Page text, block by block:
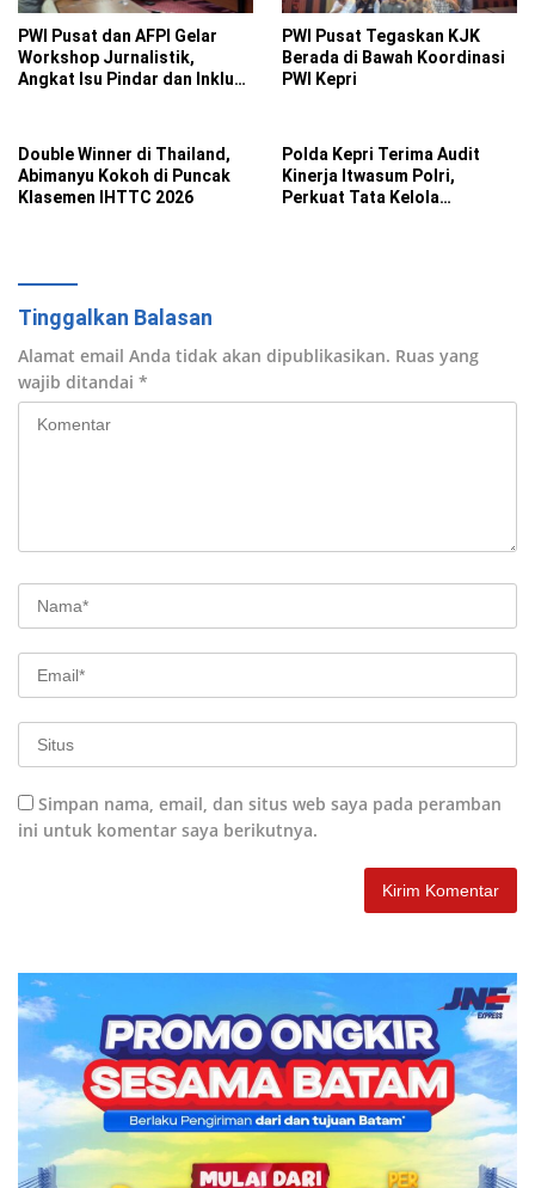
PWI Pusat dan AFPI Gelar
Workshop Jurnalistik,
Angkat Isu Pindar dan Inklusi
PWI Pusat Tegaskan KJK
Berada di Bawah Koordinasi
PWI Kepri
Double Winner di Thailand,
Abimanyu Kokoh di Puncak
Klasemen IHTTC 2026
Polda Kepri Terima Audit
Kinerja Itwasum Polri,
Perkuat Tata Kelola
Tinggalkan Balasan
Alamat email Anda tidak akan dipublikasikan. Ruas yang
wajib ditandai *
Simpan nama, email, dan situs web saya pada peramban
ini untuk komentar saya berikutnya.